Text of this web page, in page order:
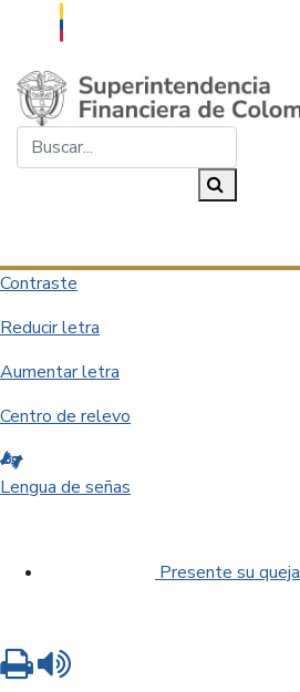
Saltar al contenido principal
Contraste
Reducir letra
Aumentar letra
Centro de relevo
Lengua de señas
Presente su queja
Imprimir